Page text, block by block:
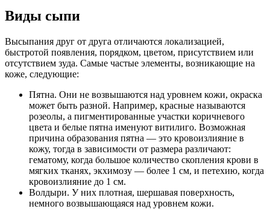
Виды сыпи
Высыпания друг от друга отличаются локализацией,
быстротой появления, порядком, цветом, присутствием или
отсутствием зуда. Самые частые элементы, возникающие на
коже, следующие:
Пятна. Они не возвышаются над уровнем кожи, окраска
может быть разной. Например, красные называются
розеолы, а пигментированные участки коричневого
цвета и белые пятна именуют витилиго. Возможная
причина образования пятна — это кровоизлияние в
кожу, тогда в зависимости от размера различают:
гематому, когда большое количество скопления крови в
мягких тканях, экхимозу — более 1 см, и петехию, когда
кровоизлияние до 1 см.
Волдыри. У них плотная, шершавая поверхность,
немного возвышающаяся над уровнем кожи.